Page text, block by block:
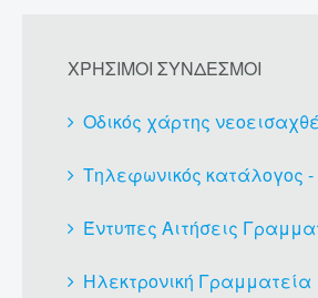
ΧΡΗΣΙΜΟΙ ΣΥΝΔΕΣΜΟΙ
Οδικός χάρτης
Τηλεφωνικός κατάλογος -
Έντυπες Αιτήσεις
Ηλεκτρονική Γραμματεία